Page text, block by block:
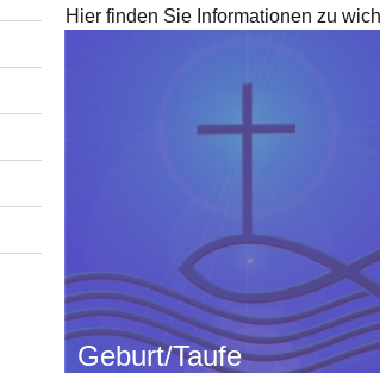
Hier finden Sie Informationen zu
Geburt/Taufe